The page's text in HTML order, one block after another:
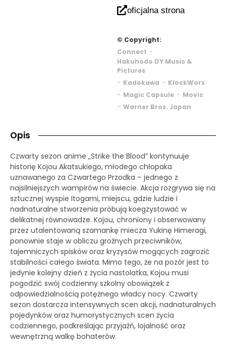
oficjalna strona
© Copyright:
Connect -
Hakuhodo DY Music &
Pictures
- Kadokawa - KlockWorx
- Magic Capsule- Movic
- Warner Bros. Japan
Opis
Czwarty sezon anime „Strike the Blood” kontynuuje
historię Kojou Akatsukiego, młodego chłopaka
uznawanego za Czwartego Przodka – jednego z
najsilniejszych wampirów na świecie. Akcja rozgrywa się na
sztucznej wyspie Itogami, miejscu, gdzie ludzie i
nadnaturalne stworzenia próbują koegzystować w
delikatnej równowadze. Kojou, chroniony i obserwowany
przez utalentowaną szamankę miecza Yukinę Himeragi,
ponownie staje w obliczu groźnych przeciwników,
tajemniczych spisków oraz kryzysów mogących zagrozić
stabilności całego świata. Mimo tego, że na pozór jest to
jedynie kolejny dzień z życia nastolatka, Kojou musi
pogodzić swój codzienny szkolny obowiązek z
odpowiedzialnością potężnego władcy nocy. Czwarty
sezon dostarcza intensywnych scen akcji, nadnaturalnych
pojedynków oraz humorystycznych scen życia
codziennego, podkreślając przyjaźń, lojalność oraz
wewnętrzną walkę bohaterów.